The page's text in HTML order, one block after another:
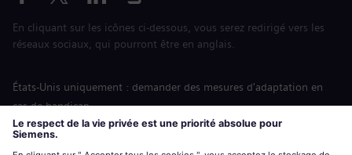
En cliquant sur les icônes ci-dessous, vous serez redirigé vers les
réseaux sociaux, qui pourront être en anglais.
États-Unis uniquement : demander des mesures d'adaptation en
cas de handicap
Labor Condition Application (Formulaire sur les conditions